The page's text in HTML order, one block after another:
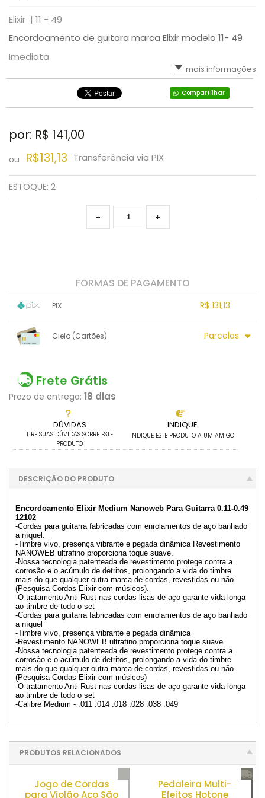
Elixir | 11 - 49
Encordoamento de guitara marca Elixir modelo 11- 49
Imediata
mais informações
Compartilhar
DÚVIDAS
TIRE SUAS DÚVIDAS SOBRE ESTE
PRODUTO
INDIQUE
INDIQUE ESTE PRODUTO A UM AMIGO
por: R$ 141,00
ou R$131,13 Transferência via PIX
ESTOQUE: 2
+
-
FORMAS DE PAGAMENTO
PIX R$ 131,13
.
Cielo (Cartões) Parcelas
Frete Grátis
Prazo de entrega: 18 dias
DESCRIÇÃO DO PRODUTO
Encordoamento Elixir Medium Nanoweb Para Guitarra 0.11-0.49
12102
-Cordas para guitarra fabricadas com enrolamentos de aço banhado
a níquel.
-Timbre vivo, presença vibrante e pegada dinâmica Revestimento
NANOWEB ultrafino proporciona toque suave.
-Nossa tecnologia patenteada de revestimento protege contra a
corrosão e o acúmulo de detritos, prolongando a vida do timbre
mais do que qualquer outra marca de cordas, revestidas ou não
(Pesquisa Cordas Elixir com músicos).
-O tratamento Anti-Rust nas cordas lisas de aço garante vida longa
ao timbre de todo o set
-Cordas para guitarra fabricadas com enrolamentos de aço banhado
a níquel
-Timbre vivo, presença vibrante e pegada dinâmica
-Revestimento NANOWEB ultrafino proporciona toque suave
-Nossa tecnologia patenteada de revestimento protege contra a
corrosão e o acúmulo de detritos, prolongando a vida do timbre
mais do que qualquer outra marca de cordas, revestidas ou não
(Pesquisa Cordas Elixir com músicos)
-O tratamento Anti-Rust nas cordas lisas de aço garante vida longa
ao timbre de todo o set
-Calibre Medium - .011 .014 .018 .028 .038 .049
PRODUTOS RELACIONADOS
Jogo de Cordas
para Violão Aço São
Pedaleira Multi-
Efeitos Hotone